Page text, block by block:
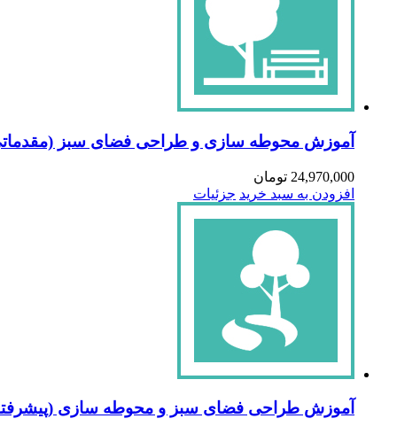
آموزش محوطه سازی و طراحی فضای سبز
24,970,000 تومان
افزودن به سبد خرید جزئیات
آموزش طراحی فضای سبز و محوطه سازی